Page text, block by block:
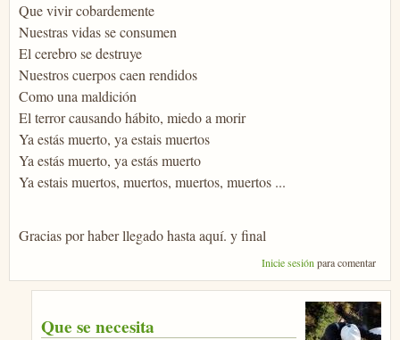
Que vivir cobardemente
Nuestras vidas se consumen
El cerebro se destruye
Nuestros cuerpos caen rendidos
Como una maldición
El terror causando hábito, miedo a morir
Ya estás muerto, ya estais muertos
Ya estás muerto, ya estás muerto
Ya estais muertos, muertos, muertos, muertos ...
Gracias por haber llegado hasta aquí. y final
Inicie sesiónpara comentar
Que se necesita